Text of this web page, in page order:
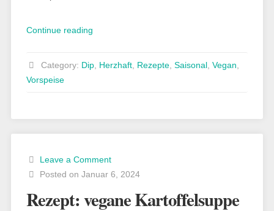
Continue reading„Rezept:
Category: Dip, Herzhaft, Rezepte, Saisonal, Vegan
Vorspeise
Leave a Comment
Posted on Januar 6, 2024
Rezept: vegane Kartoffelsuppe